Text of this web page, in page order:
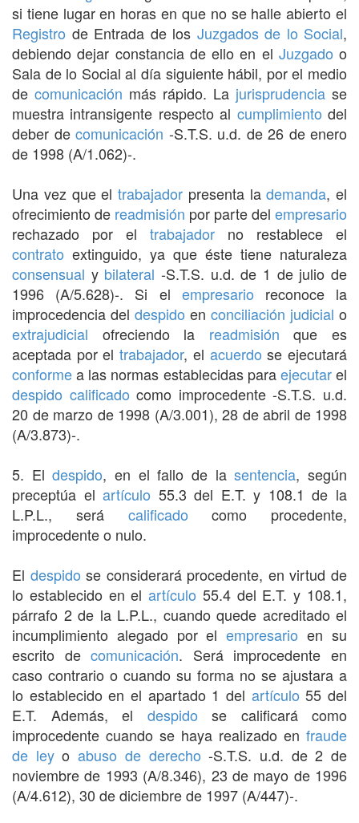
si tiene lugar en horas en que no se halle abierto el
Registro de Entrada de los Juzgados de lo Social,
debiendo dejar constancia de ello en el Juzgado o
Sala de lo Social al día siguiente hábil, por el medio
de comunicación más rápido. La jurisprudencia se
muestra intransigente respecto al cumplimiento del
deber de comunicación -S.T.S. u.d. de 26 de enero
de 1998 (A/1.062)-.
Una vez que el trabajador presenta lademanda, el
ofrecimiento de readmisión por parte del empresario
rechazado por el trabajador no restablece el
contrato extinguido, ya que éste tiene naturaleza
consensual y bilateral -S.T.S. u.d. de 1 de julio de
1996 (A/5.628)-. Si el empresario reconoce la
improcedencia del despido en conciliación judicial o
extrajudicial ofreciendo la readmisión que es
aceptada por eltrabajador, el acuerdo se ejecutará
conformea las normas establecidas paraejecutarel
despido calificado como improcedente -S.T.S. u.d.
20 de marzo de 1998 (A/3.001), 28 de abril de 1998
(A/3.873)-.
5. Eldespido, en el fallo de lasentencia, según
preceptúa elartículo 55.3 del E.T. y 108.1 de la
L.P.L., será calificado como procedente,
improcedente o nulo.
El despido se considerará procedente, en virtud de
lo establecido en elartículo 55.4 del E.T. y 108.1,
párrafo 2 de la L.P.L., cuando quede acreditado el
incumplimiento alegado por elempresario en su
escrito decomunicación. Será improcedente en
caso contrario o cuando su forma no se ajustara a
lo establecido en el apartado 1 del artículo 55 del
E.T. Además, el despido se calificará como
improcedente cuando se haya realizado en fraude
de leyoabuso de derecho -S.T.S. u.d. de 2 de
noviembre de 1993 (A/8.346), 23 de mayo de 1996
(A/4.612), 30 de diciembre de 1997 (A/447)-.